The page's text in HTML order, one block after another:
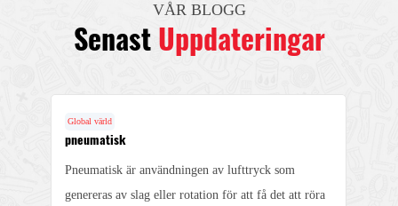
VÅR BLOGG
Senast Uppdateringar
Global värld
pneumatisk
Pneumatisk är användningen av lufttryck som
genereras av slag eller rotation för att få det att röra